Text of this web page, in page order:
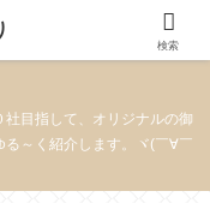
目指して、オリジナルの御
～く紹介します。ヾ(￣∀￣
検索